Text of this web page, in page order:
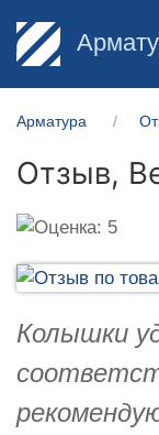
Арматура
Отзыв,
Колышки